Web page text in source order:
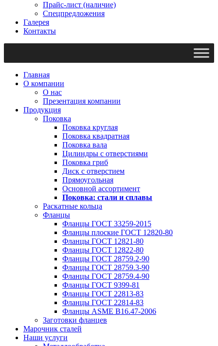
Прайс-лист (наличие)
Спецпредложения
Галерея
Контакты
Главная
О компании
О нас
Презентация компании
Продукция
Поковка
Поковка круглая
Поковка квадратная
Поковка вала
Цилиндры с отверстиями
Поковка гриб
Диск с отверстием
Прямоугольная
Основной ассортимент
Поковка: cтали и сплавы
Раскатные кольца
Фланцы
Фланцы ГОСТ 33259-2015
Фланцы плоские ГОСТ 12820-80
Фланцы ГОСТ 12821-80
Фланцы ГОСТ 12822-80
Фланцы ГОСТ 28759.2-90
Фланцы ГОСТ 28759.3-90
Фланцы ГОСТ 28759.4-90
Фланцы ГОСТ 9399-81
Фланцы ГОСТ 22813-83
Фланцы ГОСТ 22814-83
Фланцы ASME B16.47-2006
Заготовки фланцев
Марочник сталей
Наши услуги